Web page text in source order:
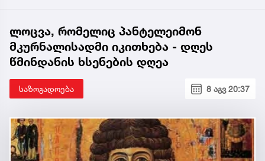
ლოცვა, რომელიც პანტელეიმონ
მკურნალისადმი იკითხება - დღეს
წმინდანის ხსენების დღეა
საზოგადოება 8 აგვ 20:37